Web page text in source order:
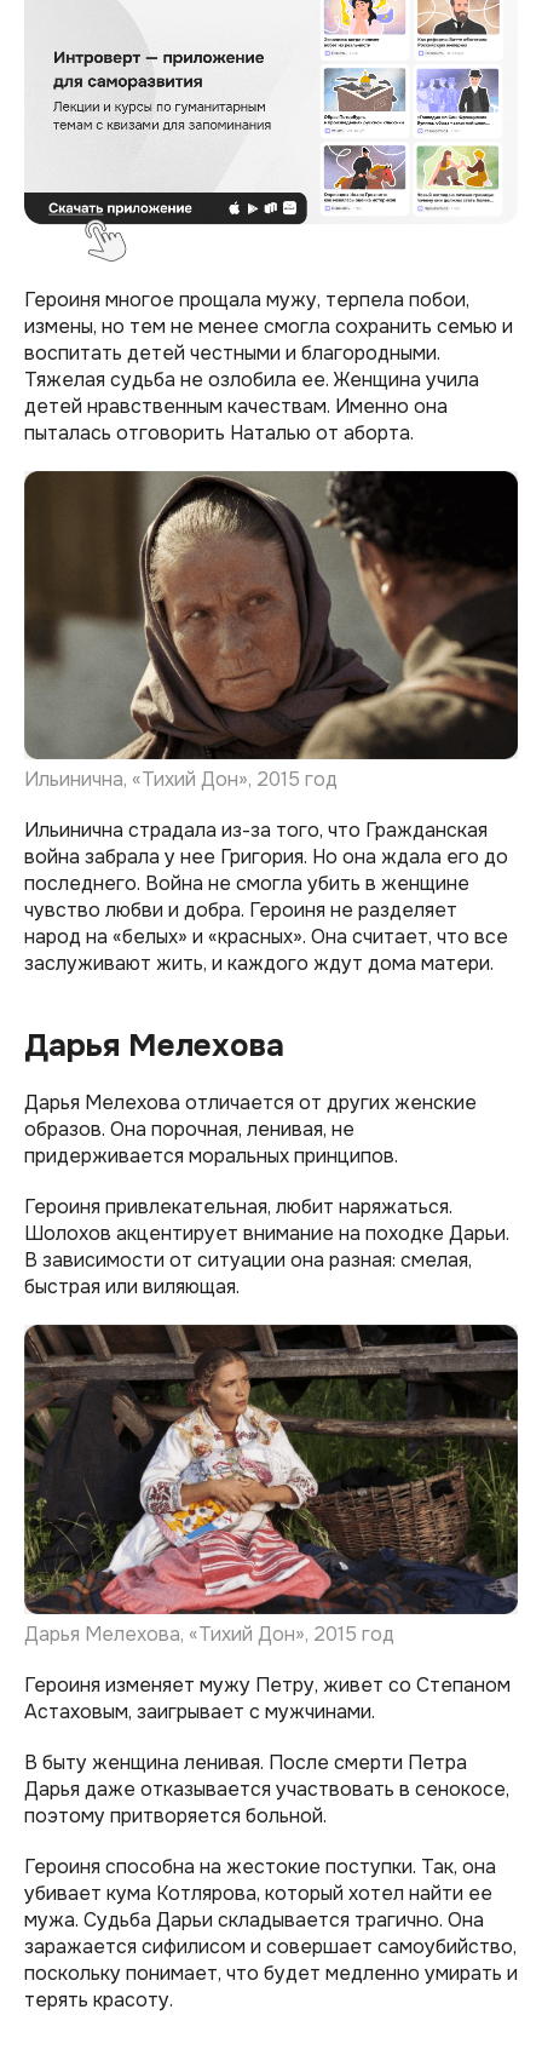
Героиня многое прощала мужу, терпела побои,
измены, но тем не менее смогла сохранить семью и
воспитать детей честными и благородными.
Тяжелая судьба не озлобила ее. Женщина учила
детей нравственным качествам. Именно она
пыталась отговорить Наталью от аборта.
Ильинична, «Тихий Дон», 2015 год
Ильинична страдала из-за того, что Гражданская
война забрала у нее Григория. Но она ждала его до
последнего. Война не смогла убить в женщине
чувство любви и добра. Героиня не разделяет
народ на «белых» и «красных». Она считает, что все
заслуживают жить, и каждого ждут дома матери.
Дарья Мелехова
Дарья Мелехова отличается от других женские
образов. Она порочная, ленивая, не
придерживается моральных принципов.
Героиня привлекательная, любит наряжаться.
Шолохов акцентирует внимание на походке Дарьи.
В зависимости от ситуации она разная: смелая,
быстрая или виляющая.
Дарья Мелехова, «Тихий Дон», 2015 год
Героиня изменяет мужу Петру, живет со Степаном
Астаховым, заигрывает с мужчинами.
В быту женщина ленивая. После смерти Петра
Дарья даже отказывается участвовать в сенокосе,
поэтому притворяется больной.
Героиня способна на жестокие поступки. Так, она
убивает кума Котлярова, который хотел найти ее
мужа. Судьба Дарьи складывается трагично. Она
заражается сифилисом и совершает самоубийство,
поскольку понимает, что будет медленно умирать и
терять красоту.